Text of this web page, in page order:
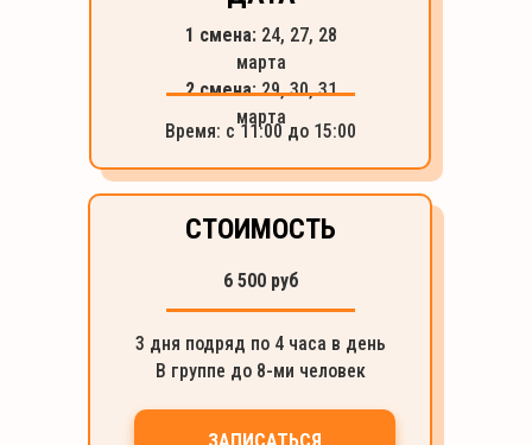
3 дня подряд по 4 часа в день
В группе до 8-ми человек
СТОИМОСТЬ
Время: с 11:00 до 15:00
6 500 руб
1 смена:24, 27, 28
марта
2 смена:29, 30, 31
марта